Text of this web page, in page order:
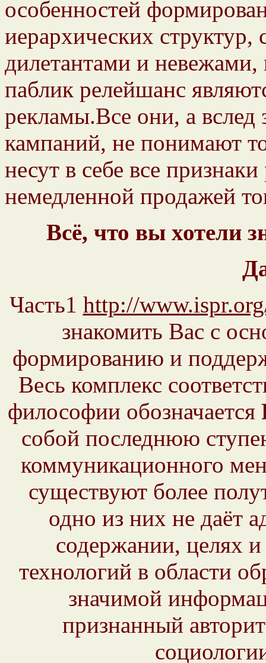
особенностей
иерархических
дилетантами и
паблик релейшанс
рекламы.Все они, а вслед
кампаний, не понимают
несут в себе все
немедленной продажей
Всё, что вы хотели
Часть1 http://
знакомить Вас с
формированию и
Весь комплекс
философии обозначается
собой последнюю
коммуникационного
существуют более
одно из них не даёт
содержании, целях
технологий в области
значимой
признанный